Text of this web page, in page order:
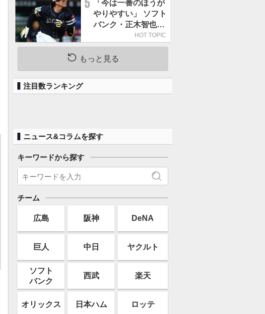
す」
「今は一番のほうが
やりやすい」 ソフト
バンク・正木智也が
覚醒した理由HOT TOPIC
もっと見る
注目数ランキング
ニュース&コラムを探す
キーワードから探す
チーム
広島 阪神 DeNA
巨人 中日 ヤクルト
ソフト
バンク
西武 楽天
オリックス 日本ハム ロッテ